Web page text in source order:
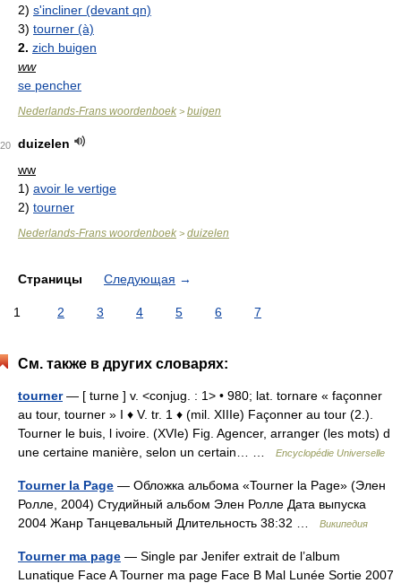
2) s'incliner (devant qn)
3) tourner (à)
2. zich buigen
ww
se pencher
Nederlands-Frans woordenboek > buigen
20
duizelen
ww
1) avoir le vertige
2) tourner
Nederlands-Frans woordenboek > duizelen
Страницы Следующая →
1 2 3 4 5 6 7
См. также в других словарях:
tourner— [ turne ] v. <conjug. : 1> • 980; lat. tornare « façonner
au tour, tourner » I ♦ V. tr. 1 ♦ (mil. XIIIe) Façonner au tour (2.).
Tourner le buis, l ivoire. (XVIe) Fig. Agencer, arranger (les mots) d
une certaine manière, selon un certain… …
Encyclopédie Universelle
Tourner la Page — Обложка альбома «Tourner la Page» (Элен
Ролле, 2004) Студийный альбом Элен Ролле Дата выпуска
2004 Жанр Танцевальный Длительность 38:32 …
Википедия
Tourner ma page — Single par Jenifer extrait de l’album
Lunatique Face A Tourner ma page Face B Mal Lunée Sortie 2007